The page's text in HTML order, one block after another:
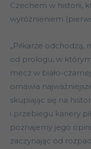
Czechem w historii,
wyróżnieniem
„Piłkarze odchodzą,
od prologu, w
mecz w biało-
omawia
skupiając się na
i przebiegu kariery
poznajemy jego
zaczynając od